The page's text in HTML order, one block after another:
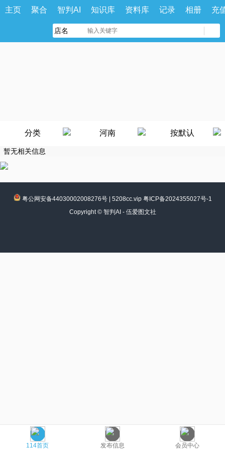
主页 聚合 智判AI 知识库 资料库 记录 相册 充
分类 河南 按默认
暂无相关信息
114首页 发布信息 会员中心
粤公网安备44030002008276号| 5208cc.vip 粤ICP备2024355027号-1
Copyright © 智判AI - 伍爱图文社